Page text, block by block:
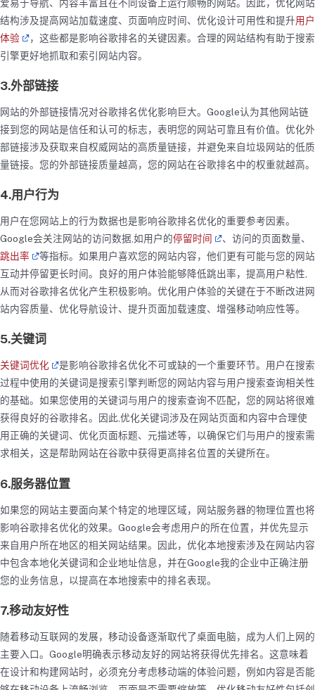
爱易于导航、内容丰富且在不同设备上运行顺畅的网站。因此，优化网站
结构涉及提高网站加载速度、页面响应时间、优化设计可用性和提升用户
体验
，这些都是影响谷歌排名的关键因素。合理的网站结构有助于搜索
引擎更好地抓取和索引网站内容。
3.外部链接
网站的外部链接情况对谷歌排名优化影响巨大。Google认为其他网站链
接到您的网站是信任和认可的标志，表明您的网站可靠且有价值。优化外
部链接涉及获取来自权威网站的高质量链接，并避免来自垃圾网站的低质
量链接。您的外部链接质量越高，您的网站在谷歌排名中的权重就越高。
4.用户行为
用户在您网站上的行为数据也是影响谷歌排名优化的重要参考因素。
Google会关注网站的访问数据,如用户的停留时间
、访问的页面数量、
跳出率
等指标。如果用户喜欢您的网站内容，他们更有可能与您的网站
互动并停留更长时间。良好的用户体验能够降低跳出率，提高用户粘性,
从而对谷歌排名优化产生积极影响。优化用户体验的关键在于不断改进网
站内容质量、优化导航设计、提升页面加载速度、增强移动响应性等。
5.关键词
关键词优化
是影响谷歌排名优化不可或缺的一个重要环节。用户在搜索
过程中使用的关键词是搜索引擎判断您的网站内容与用户搜索查询相关性
的基础。如果您使用的关键词与用户的搜索查询不匹配，您的网站将很难
获得良好的谷歌排名。因此,优化关键词涉及在网站页面和内容中合理使
用正确的关键词、优化页面标题、元描述等，以确保它们与用户的搜索需
求相关，这是帮助网站在谷歌中获得更高排名位置的关键所在。
6.服务器位置
如果您的网站主要面向某个特定的地理区域，网站服务器的物理位置也将
影响谷歌排名优化的效果。Google会考虑用户的所在位置，并优先显示
来自用户所在地区的相关网站结果。因此，优化本地搜索涉及在网站内容
中包含本地化关键词和企业地址信息，并在Google我的企业中正确注册
您的业务信息，以提高在本地搜索中的排名表现。
7.移动友好性
随着移动互联网的发展，移动设备逐渐取代了桌面电脑，成为人们上网的
主要入口。Google明确表示移动友好的网站将获得优先排名。这意味着
在设计和构建网站时，必须充分考虑移动端的体验问题，例如内容是否能